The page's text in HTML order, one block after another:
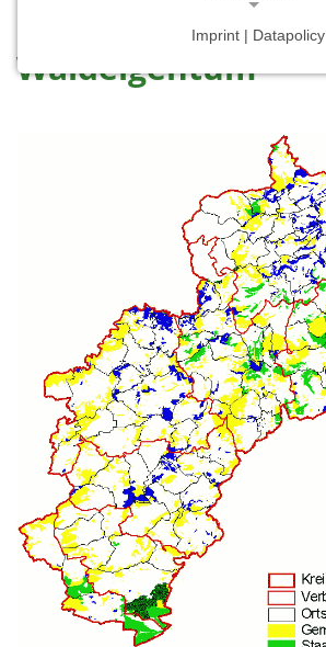
Waldeigentum
Imprint | Datapolicy